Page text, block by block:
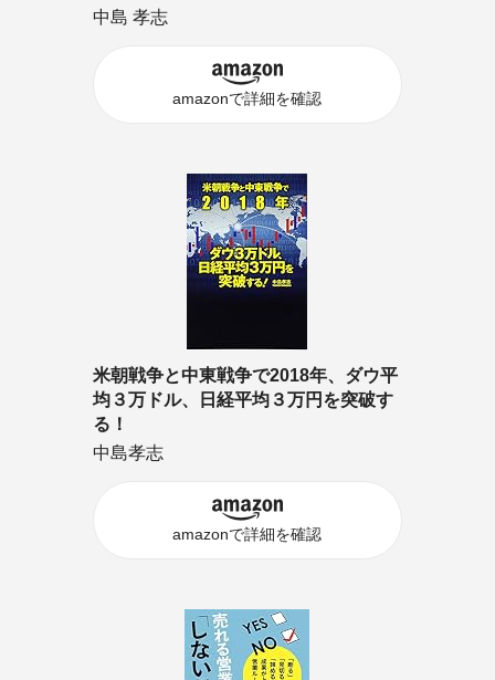
中島 孝志
amazonで詳細を確認
米朝戦争と中東戦争で2018年、ダウ平
均３万ドル、日経平均３万円を突破す
る！
中島孝志
amazonで詳細を確認